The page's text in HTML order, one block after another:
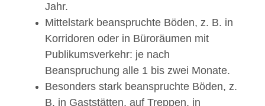
Jahr.
Mittelstark beanspruchte Böden, z. B. in
Korridoren oder in Büroräumen mit
Publikumsverkehr: je nach
Beanspruchung alle 1 bis zwei Monate.
Besonders stark beanspruchte Böden, z.
B. in Gaststätten, auf Treppen, in